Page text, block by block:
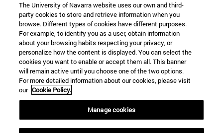
The University of Navarra website uses our own and third-
party cookies to store and retrieve information when you
browse. Different types of cookies have different purposes.
For example, to identify you as a user, obtain information
about your browsing habits respecting your privacy, or
personalize how the content is displayed. You can select the
cookies you want to enable or accept them all. This banner
will remain active until you choose one of the two options.
For more detailed information about our cookies, please visit
our Cookie Policy.
Manage cookies